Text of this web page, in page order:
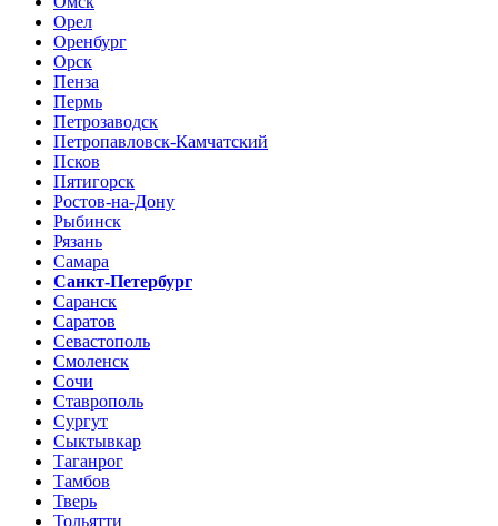
Орел
Оренбург
Орск
Пенза
Пермь
Петрозаводск
Петропавловск-Камчатский
Псков
Пятигорск
Ростов-на-Дону
Рыбинск
Рязань
Самара
Санкт-Петербург
Саранск
Саратов
Севастополь
Смоленск
Сочи
Ставрополь
Сургут
Сыктывкар
Таганрог
Тамбов
Тверь
Тольятти